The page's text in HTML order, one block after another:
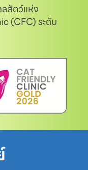
ลสัตว์แห่ง
(CFC) ระดับ